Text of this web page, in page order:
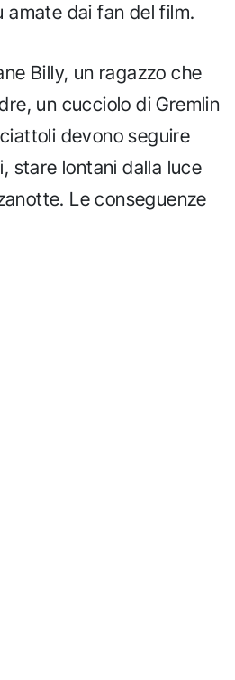
amate dai fan del film.
Billy, un ragazzo che
un cucciolo di Gremlin
devono seguire
stare lontani dalla luce
Le conseguenze